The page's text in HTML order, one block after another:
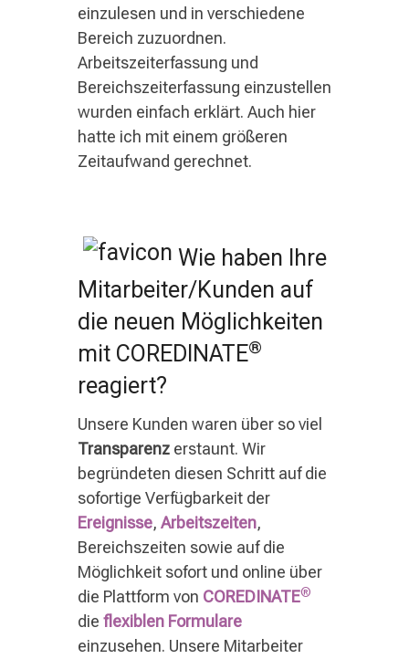
einzulesen und in verschiedene
Bereich zuzuordnen.
Arbeitszeiterfassung und
Bereichszeiterfassung einzustellen
wurden einfach erklärt. Auch hier
hatte ich mit einem größeren
Zeitaufwand gerechnet.
Wie haben Ihre
Mitarbeiter/Kunden auf
die neuen Möglichkeiten
mit COREDINATE®
reagiert?
Unsere Kunden waren über so viel
Transparenz erstaunt. Wir
begründeten diesen Schritt auf die
sofortige Verfügbarkeit der
Ereignisse, Arbeitszeiten,
Bereichszeiten sowie auf die
Möglichkeit sofort und online über
die Plattform von COREDINATE®
die flexiblen Formulare
einzusehen. Unsere Mitarbeiter